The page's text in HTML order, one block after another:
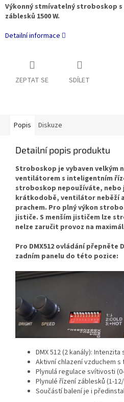
Výkonný stmívatelný stroboskop s
záblesků 1500 W.
Detailní informace
ZEPTAT SE SDÍLET
Popis Diskuze
Detailní popis produktu
Stroboskop je vybaven velkým
ventilátorem s inteligentním
stroboskop nepoužíváte, nebo
krátkodobě, ventilátor neběží
prachem. Pro plný výkon
jističe. S menším jističem lze
nelze zaručit provoz na
Pro DMX512 ovládání přepněte
zadním panelu do této pozice:
DMX 512 (2 kanály):
Aktivní chlazení vzduchem
Plynulá regulace svítivosti
Plynulé řízení záblesků (1-
Součástí balení je i